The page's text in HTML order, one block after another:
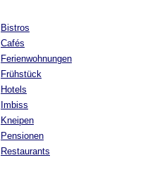
Bistros
Cafés
Ferienwohnungen
Frühstück
Hotels
Imbiss
Kneipen
Pensionen
Restaurants